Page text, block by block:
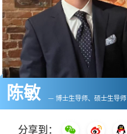
陈敏 — 博士生导师、硕士生导师
分享到：